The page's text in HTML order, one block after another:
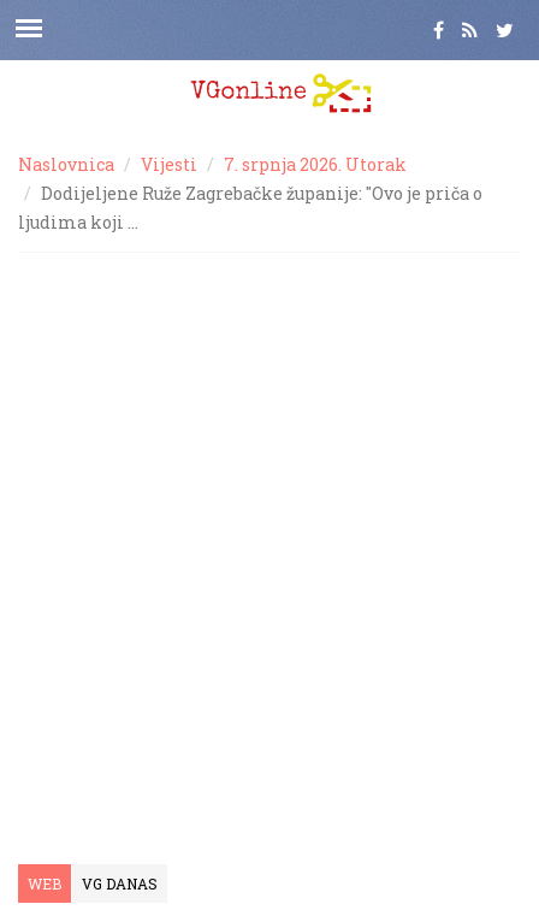
Naslovnica Vijesti
7. srpnja 2026. Utorak
Dodijeljene Ruže Zagrebačke županije: "Ovo je priča o
ljudima koji …
WEB VG DANAS